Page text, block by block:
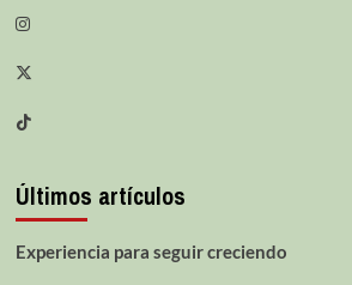
Últimos artículos
Experiencia para seguir creciendo